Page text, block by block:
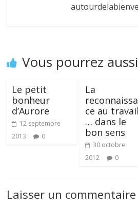
Vous pourrez
Le petit
bonheur
d’Aurore
12 septembre
2013
0
La
ce au travail
… dans le
bon sens
30 octobre
2012
0
Laisser un commentaire